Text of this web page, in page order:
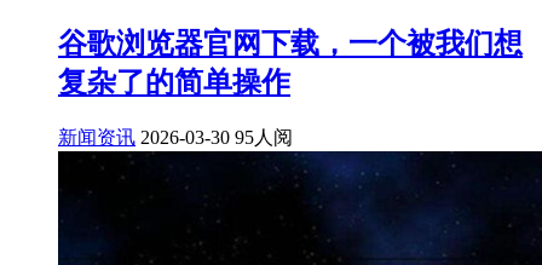
谷歌浏览器官网下载，一个被我们想
复杂了的简单操作
新闻资讯 2026-03-30 95人阅